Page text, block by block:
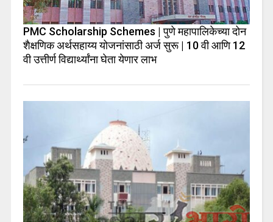
PMC Scholarship Schemes | पुणे महापालिकेच्या दोन
शैक्षणिक अर्थसहाय्य योजनांसाठी अर्ज सुरू | 10 वी आणि 12
वी उत्तीर्ण विद्यार्थ्यांना घेता येणार लाभ